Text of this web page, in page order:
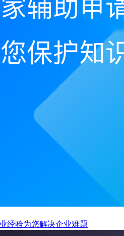
经验为您解决企业难题